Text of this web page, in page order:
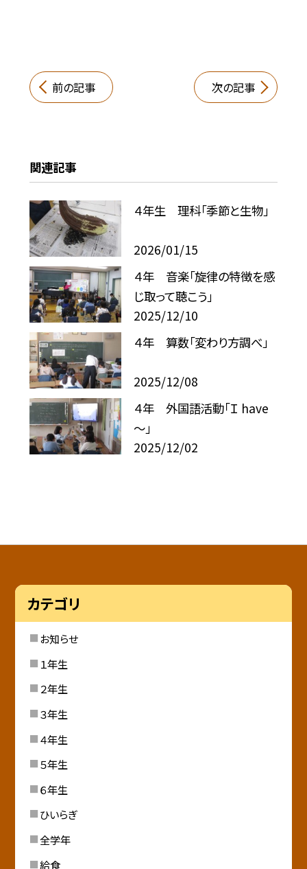
前の記事 次の記事
関連記事
４年生 理科「季節と生物」
2026/01/15
４年 音楽「旋律の特徴を感
じ取って聴こう」
2025/12/10
４年 算数「変わり方調べ」
2025/12/08
４年 外国語活動「Ｉ have
～」
2025/12/02
カテゴリ
お知らせ
１年生
２年生
３年生
４年生
５年生
６年生
ひいらぎ
全学年
給食